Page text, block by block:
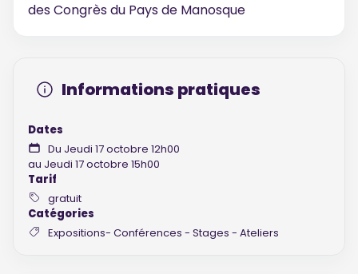
des Congrès du Pays de Manosque
Informations pratiques
Dates
Du Jeudi 17 octobre 12h00
au Jeudi 17 octobre 15h00
Tarif
gratuit
Catégories
Expositions- Conférences - Stages - Ateliers